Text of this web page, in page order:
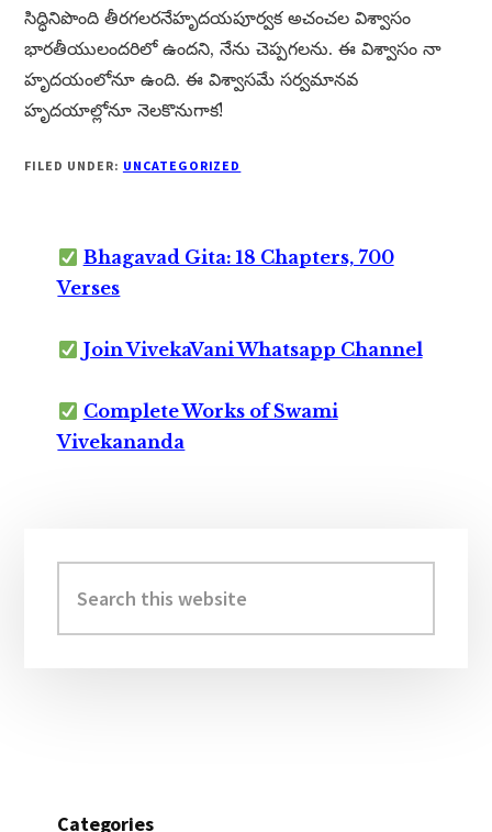
సిద్ధినిపొంది తీరగలరనేహృదయపూర్వక అచంచల విశ్వాసం
భారతీయులందరిలో ఉందని, నేను చెప్పగలను. ఈ విశ్వాసం నా
హృదయంలోనూ ఉంది. ఈ విశ్వాసమే సర్వమానవ
హృదయాల్లోనూ నెలకొనుగాక!
FILED UNDER: UNCATEGORIZED
Bhagavad Gita: 18 Chapters, 700
Verses
Join VivekaVani Whatsapp Channel
Complete Works of Swami
Vivekananda
Sidebar
this
website
Categories